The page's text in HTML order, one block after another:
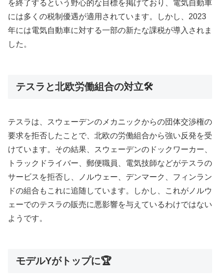
を終了するという野心的な目標を掲げており、電気自動車
には多くの税制優遇が適用されています。しかし、2023
年には電気自動車に対する一部の新たな課税が導入されま
した。
テスラと北欧労働組合の対立🛠️
テスラは、スウェーデンのメカニックからの団体交渉権の
要求を拒否したことで、北欧の労働組合から強い反発を受
けています。その結果、スウェーデンのドックワーカー、
トラックドライバー、郵便職員、電気技師などがテスラの
サービスを拒否し、ノルウェー、デンマーク、フィンラン
ドの組合もこれに追随しています。しかし、これがノルウ
ェーでのテスラの販売に悪影響を与えているわけではない
ようです。
モデルYがトップに🏆